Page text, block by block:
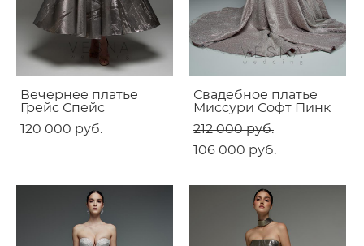
Вечернее платье
Грейс Спейс
120 000 pуб.
Свадебное платье
Миссури Софт Пинк
212 000 pуб.
106 000 pуб.